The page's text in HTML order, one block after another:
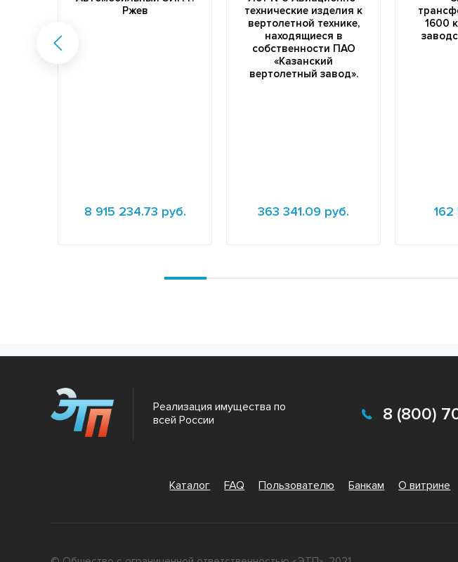
Ржев
8 915 234.73 руб.
технические изделия к
вертолетной технике,
находящиеся в
собственности ПАО
«Казанский
вертолетный завод».
363 341.09 руб.
1600
Реализация имущества по
всей России
8 (800)
Каталог FAQ Пользователю Банкам О витрине